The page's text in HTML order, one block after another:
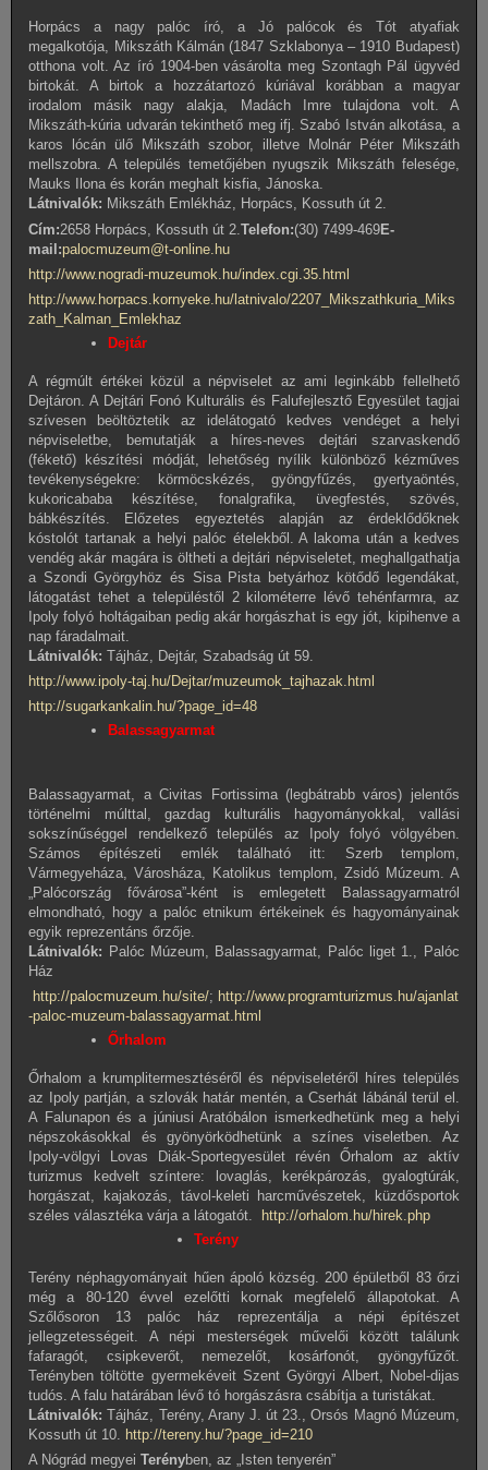
Horpács a nagy palóc író, a Jó palócok és Tót atyafiak
megalkotója, Mikszáth Kálmán (1847 Szklabonya – 1910 Budapest)
otthona volt. Az író 1904-ben vásárolta meg Szontagh Pál ügyvéd
birtokát. A birtok a hozzátartozó kúriával korábban a magyar
irodalom másik nagy alakja, Madách Imre tulajdona volt. A
Mikszáth-kúria udvarán tekinthető meg ifj. Szabó István alkotása, a
karos lócán ülő Mikszáth szobor, illetve Molnár Péter Mikszáth
mellszobra. A település temetőjében nyugszik Mikszáth felesége,
Mauks Ilona és korán meghalt kisfia, Jánoska.
Látnivalók: Mikszáth Emlékház, Horpács, Kossuth út 2.
Cím:2658 Horpács, Kossuth út 2.Telefon:(30) 7499-469E-
mail:palocmuzeum@t-online.hu
http://www.nogradi-muzeumok.hu/index.cgi.35.html
http://www.horpacs.kornyeke.hu/latnivalo/2207_Mikszathkuria_Miks
zath_Kalman_Emlekhaz
Dejtár
A régmúlt értékei közül a népviselet az ami leginkább fellelhető
Dejtáron. A Dejtári Fonó Kulturális és Falufejlesztő Egyesület tagjai
szívesen beöltöztetik az idelátogató kedves vendéget a helyi
népviseletbe, bemutatják a híres-neves dejtári szarvaskendő
(fékető) készítési módját, lehetőség nyílik különböző kézműves
tevékenységekre: körmöcskézés, gyöngyfűzés, gyertyaöntés,
kukoricababa készítése, fonalgrafika, üvegfestés, szövés,
bábkészítés. Előzetes egyeztetés alapján az érdeklődőknek
kóstolót tartanak a helyi palóc ételekből. A lakoma után a kedves
vendég akár magára is öltheti a dejtári népviseletet, meghallgathatja
a Szondi Györgyhöz és Sisa Pista betyárhoz kötődő legendákat,
látogatást tehet a településtől 2 kilométerre lévő tehénfarmra, az
Ipoly folyó holtágaiban pedig akár horgászhat is egy jót, kipihenve a
nap fáradalmait.
Látnivalók: Tájház, Dejtár, Szabadság út 59.
http://www.ipoly-taj.hu/Dejtar/muzeumok_tajhazak.html
http://sugarkankalin.hu/?page_id=48
Balassagyarmat
Balassagyarmat, a Civitas Fortissima (legbátrabb város) jelentős
történelmi múlttal, gazdag kulturális hagyományokkal, vallási
sokszínűséggel rendelkező település az Ipoly folyó völgyében.
Számos építészeti emlék található itt: Szerb templom,
Vármegyeháza, Városháza, Katolikus templom, Zsidó Múzeum. A
„Palócország fővárosa”-ként is emlegetett Balassagyarmatról
elmondható, hogy a palóc etnikum értékeinek és hagyományainak
egyik reprezentáns őrzője.
Látnivalók: Palóc Múzeum, Balassagyarmat, Palóc liget 1., Palóc
Ház
http://palocmuzeum.hu/site/; http://www.programturizmus.hu/ajanlat
-paloc-muzeum-balassagyarmat.html
Őrhalom
Őrhalom a krumplitermesztéséről és népviseletéről híres település
az Ipoly partján, a szlovák határ mentén, a Cserhát lábánál terül el.
A Falunapon és a júniusi Aratóbálon ismerkedhetünk meg a helyi
népszokásokkal és gyönyörködhetünk a színes viseletben. Az
Ipoly-völgyi Lovas Diák-Sportegyesület révén Őrhalom az aktív
turizmus kedvelt színtere: lovaglás, kerékpározás, gyalogtúrák,
horgászat, kajakozás, távol-keleti harcművészetek, küzdősportok
széles választéka várja a látogatót.
http://orhalom.hu/hirek.php
Terény
Terény néphagyományait hűen ápoló község. 200 épületből 83 őrzi
még a 80-120 évvel ezelőtti kornak megfelelő állapotokat. A
Szőlősoron 13 palóc ház reprezentálja a népi építészet
jellegzetességeit. A népi mesterségek művelői között találunk
fafaragót, csipkeverőt, nemezelőt, kosárfonót, gyöngyfűzőt.
Terényben töltötte gyermekéveit Szent Györgyi Albert, Nobel-dijas
tudós. A falu határában lévő tó horgászásra csábítja a turistákat.
Látnivalók: Tájház, Terény, Arany J. út 23., Orsós Magnó Múzeum,
Kossuth út 10. http://tereny.hu/?page_id=210
A Nógrád megyeiTerényben, az „Isten tenyerén”